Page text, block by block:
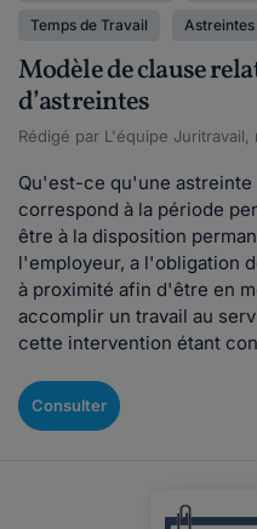
Temps de Travail Astreintes
Modèle de clause
d’astreintes
Rédigé par L'équipe
Qu'est-ce qu'une astreinte
correspond à la période
être à la disposition
l'employeur, a l'obligation
à proximité afin d'être en
accomplir un travail au
cette intervention étant
Consulter